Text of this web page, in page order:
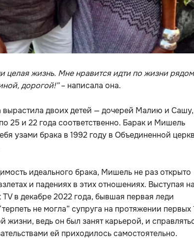
целая жизнь. Мне нравится идти по жизни
дорогой!”– написала она.
вырастила двоих детей — дочерей Малию и Сашу,
25 и 22 года соответственно. Барак и Мишель
узами брака в 1992 году в Объединенной
идеального брака, Мишель не раз открыто
и падениях в этих отношениях. Выступая
в декабре 2022 года, бывшая первая леди
не могла” супруга на протяжении первых
жизни, ведь он был занят карьерой, и
ей приходилось самостоятельно.